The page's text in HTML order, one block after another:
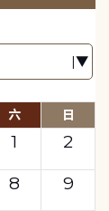
六 日
1
2
8
9